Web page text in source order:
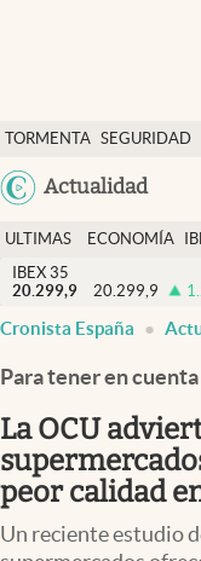
TORMENTA SEGURIDAD
Actualidad
Economía y finanzas
Política
Actualidad
Criptomonedas
España
ULTIMAS
NOTICIAS
ECONOMÍA
FINANZAS
IBEX 35
20.299,9
20.299,9
Cronista España
Para tener en cuenta
La OCU
peor calidad
Un reciente estudio